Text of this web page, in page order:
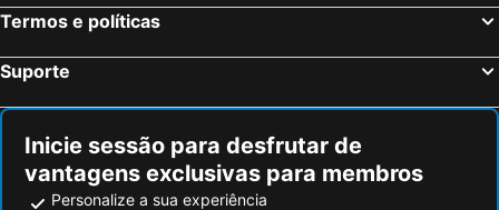
Termos e políticas
Suporte
Inicie sessão para desfrutar de
vantagens exclusivas para membros
Personalize a sua experiência